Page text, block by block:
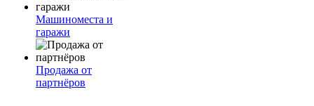
Машиноместа и
гаражи
Продажа от
партнёров